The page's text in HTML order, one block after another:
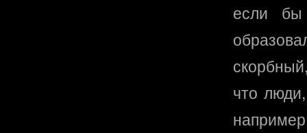
если бы
что